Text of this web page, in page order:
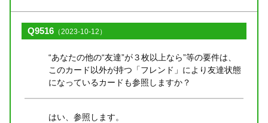
Q9516 （2023-10-12）
“あなたの他の“友達”が３枚以上なら”等の要件は、
このカード以外が持つ「フレンド」により友達状態
になっているカードも参照しますか？
はい、参照します。